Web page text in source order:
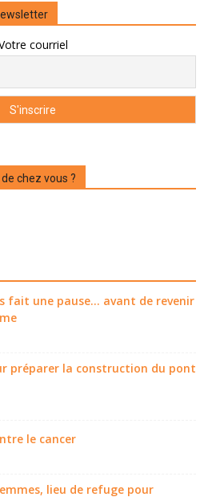
courriel
chez vous ?
fait une pause... avant de revenir
préparer la construction du pont
le cancer
lieu de refuge pour